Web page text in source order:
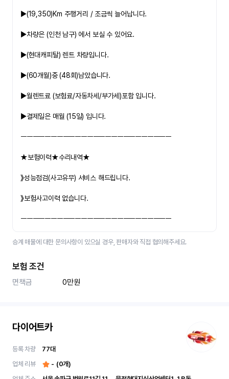
▶(19,350)Km 주행거리 / 조금씩 늘어납니다.
▶차량은 (인천 남구) 에서 보실 수 있어요.
▶(현대캐피탈) 렌트 차량입니다.
▶(60개월)중 (48회)남았습니다.
▶월렌트료 (보험료/자동차세/부가세)포함 입니다.
▶결제일은 매월 (15일) 입니다.
ㅡㅡㅡㅡㅡㅡㅡㅡㅡㅡㅡㅡㅡㅡㅡㅡㅡㅡㅡㅡㅡㅡㅡㅡㅡ
★보험이력★수리내역★
》성능점검(사고유무) 서비스 해드립니다.
》보험사고이력 없습니다.
ㅡㅡㅡㅡㅡㅡㅡㅡㅡㅡㅡㅡㅡㅡㅡㅡㅡㅡㅡㅡㅡㅡㅡㅡㅡ
승계 매물에 대한 문의사항이 있으실 경우, 판매자와 직접 협의해주세요.
보험 조건
면책금 0만원
다이어트카
등록 차량 77대
업체 리뷰
- (0개)